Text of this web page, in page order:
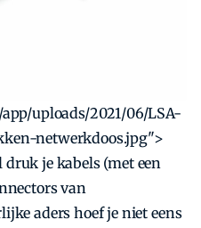
uploads/2021/06/LSA-
netwerkdoos.jpg">
druk je kabels (met een
van
aders hoef je niet eens